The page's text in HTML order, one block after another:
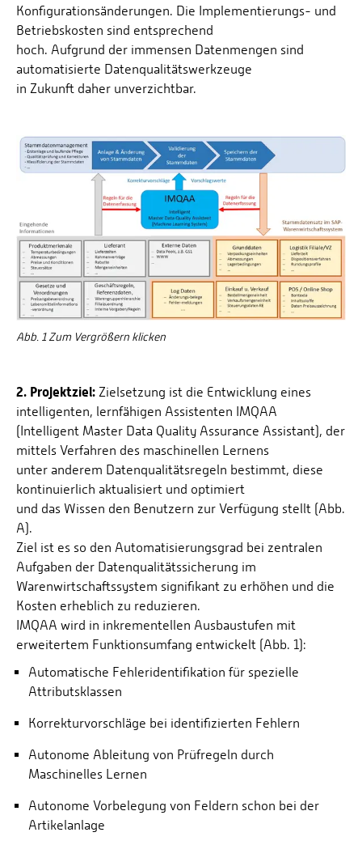
Konfigurationsänderungen. Die Implementierungs- und
Betriebskosten sind entsprechend
hoch. Aufgrund der immensen Datenmengen sind
automatisierte Datenqualitätswerkzeuge
in Zukunft daher unverzichtbar.
Abb. 1 Zum Vergrößern klicken
2. Projektziel: Zielsetzung ist die Entwicklung eines
intelligenten, lernfähigen Assistenten IMQAA
(Intelligent Master Data Quality Assurance Assistant), der
mittels Verfahren des maschinellen Lernens
unter anderem Datenqualitätsregeln bestimmt, diese
kontinuierlich aktualisiert und optimiert
und das Wissen den Benutzern zur Verfügung stellt (Abb.
A).
Ziel ist es so den Automatisierungsgrad bei zentralen
Aufgaben der Datenqualitätssicherung im
Warenwirtschaftssystem signifikant zu erhöhen und die
Kosten erheblich zu reduzieren.
IMQAA wird in inkrementellen Ausbaustufen mit
erweitertem Funktionsumfang entwickelt (Abb. 1):
Automatische Fehleridentifikation für spezielle
Attributsklassen
Korrekturvorschläge bei identifizierten Fehlern
Autonome Ableitung von Prüfregeln durch
Maschinelles Lernen
Autonome Vorbelegung von Feldern schon bei der
Artikelanlage